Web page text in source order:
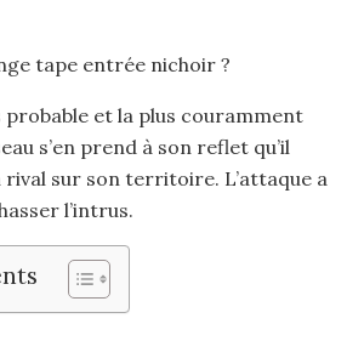
tape entrée nichoir ?
probable et la plus couramment
s’en prend à son reflet qu’il
sur son territoire. L’attaque a
l’intrus.